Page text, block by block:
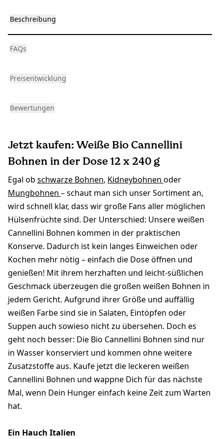
Beschreibung
FAQs
Preisentwicklung
Bewertungen
Jetzt kaufen: Weiße Bio Cannellini
Bohnen in der Dose 12 x 240 g
Egal ob schwarze Bohnen, Kidneybohnen oder
Mungbohnen – schaut man sich unser Sortiment an,
wird schnell klar, dass wir große Fans aller möglichen
Hülsenfrüchte sind. Der Unterschied: Unsere weißen
Cannellini Bohnen kommen in der praktischen
Konserve. Dadurch ist kein langes Einweichen oder
Kochen mehr nötig – einfach die Dose öffnen und
genießen! Mit ihrem herzhaften und leicht-süßlichen
Geschmack überzeugen die großen weißen Bohnen in
jedem Gericht. Aufgrund ihrer Größe und auffällig
weißen Farbe sind sie in Salaten, Eintöpfen oder
Suppen auch sowieso nicht zu übersehen. Doch es
geht noch besser: Die Bio Cannellini Bohnen sind nur
in Wasser konserviert und kommen ohne weitere
Zusatzstoffe aus. Kaufe jetzt die leckeren weißen
Cannellini Bohnen und wappne Dich für das nächste
Mal, wenn Dein Hunger einfach keine Zeit zum Warten
hat.
Ein Hauch Italien